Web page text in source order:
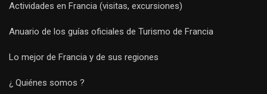
Actividades en Francia (visitas, excursiones)
Anuario de los guías oficiales de Turismo de Francia
Lo mejor de Francia y de sus regiones
¿ Quiénes somos ?